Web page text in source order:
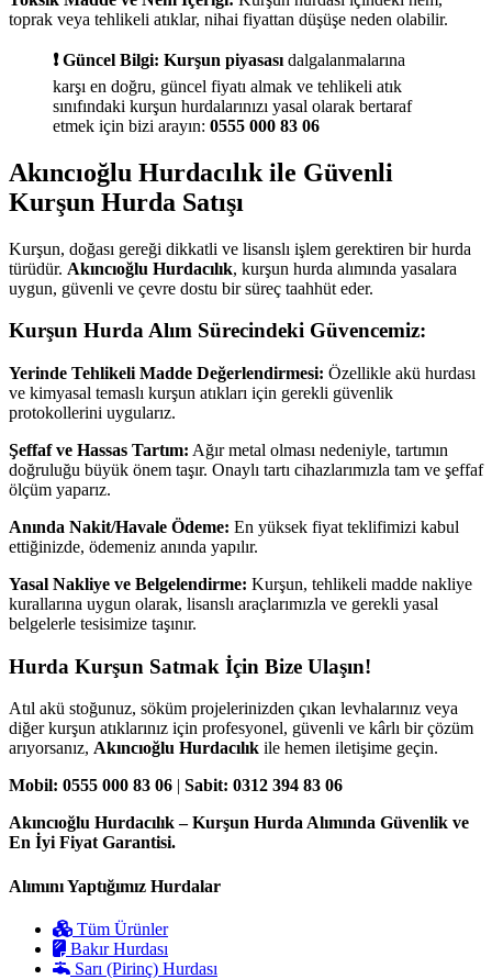
toprak veya tehlikeli atıklar, nihai fiyattan düşüşe neden olabilir.
❗ Güncel Bilgi: Kurşun piyasası dalgalanmalarına
karşı en doğru, güncel fiyatı almak ve tehlikeli atık
sınıfındaki kurşun hurdalarınızı yasal olarak bertaraf
etmek için bizi arayın: 0555 000 83 06
Akıncıoğlu Hurdacılık ile Güvenli
Kurşun Hurda Satışı
Kurşun, doğası gereği dikkatli ve lisanslı işlem gerektiren bir hurda
türüdür. Akıncıoğlu Hurdacılık, kurşun hurda alımında yasalara
uygun, güvenli ve çevre dostu bir süreç taahhüt eder.
Kurşun Hurda Alım Sürecindeki Güvencemiz:
Yerinde Tehlikeli Madde Değerlendirmesi: Özellikle akü hurdası
ve kimyasal temaslı kurşun atıkları için gerekli güvenlik
protokollerini uygularız.
Şeffaf ve Hassas Tartım: Ağır metal olması nedeniyle, tartımın
doğruluğu büyük önem taşır. Onaylı tartı cihazlarımızla tam ve şeffaf
ölçüm yaparız.
Anında Nakit/Havale Ödeme: En yüksek fiyat teklifimizi kabul
ettiğinizde, ödemeniz anında yapılır.
Yasal Nakliye ve Belgelendirme: Kurşun, tehlikeli madde nakliye
kurallarına uygun olarak, lisanslı araçlarımızla ve gerekli yasal
belgelerle tesisimize taşınır.
Hurda Kurşun Satmak İçin Bize Ulaşın!
Atıl akü stoğunuz, söküm projelerinizden çıkan levhalarınız veya
diğer kurşun atıklarınız için profesyonel, güvenli ve kârlı bir çözüm
arıyorsanız, Akıncıoğlu Hurdacılık ile hemen iletişime geçin.
Mobil: 0555 000 83 06 | Sabit: 0312 394 83 06
Akıncıoğlu Hurdacılık – Kurşun Hurda Alımında Güvenlik ve
En İyi Fiyat Garantisi.
Alımını Yaptığımız Hurdalar
Tüm Ürünler
Bakır Hurdası
Sarı (Pirinç) Hurdası